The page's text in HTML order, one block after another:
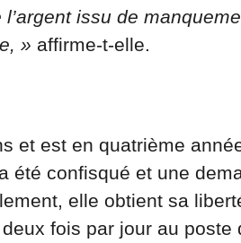
l’argent issu de
» affirme-t-elle.
et est en quatrième
été confisqué et une
elle obtient sa
fois par jour au poste